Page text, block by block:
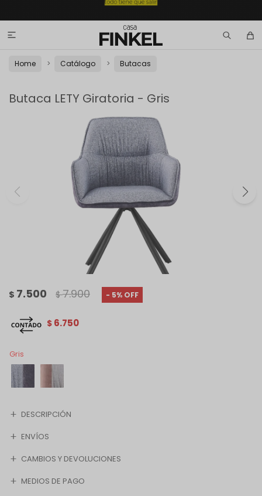

Home Catálogo Butacas
Butaca LETY Giratoria - Gris
$ 7.500 $ 7.900 5
$ 6.750
Gris
DESCRIPCIÓN
ENVÍOS
CAMBIOS Y DEVOLUCIONES
MEDIOS DE PAGO